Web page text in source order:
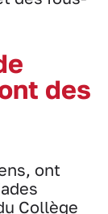
des
ont
Collège